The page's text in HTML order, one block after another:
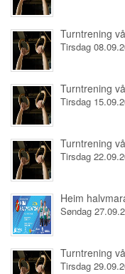
Turntrening
Tirsdag
Turntrening
Tirsdag
Turntrening
Tirsdag
Heim
Søndag
Turntrening
Tirsdag